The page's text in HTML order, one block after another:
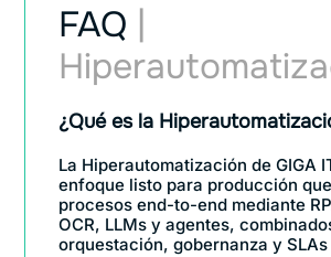
FAQ |
¿Qué es la
La Hiperautomatización de GIGA
enfoque listo para producción
procesos end-to-end mediante
OCR, LLMs y agentes,
orquestación, gobernanza y